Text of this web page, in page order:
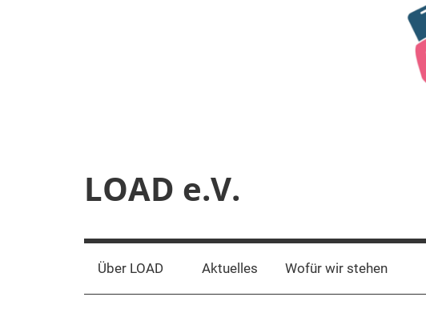
LOAD e.V.
für
liberale
Über LOAD Aktuelles Wofür wir stehen